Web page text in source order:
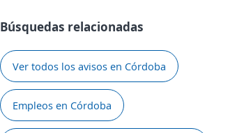
Búsquedas relacionadas
Ver todos los avisos en Córdoba
Empleos en Córdoba